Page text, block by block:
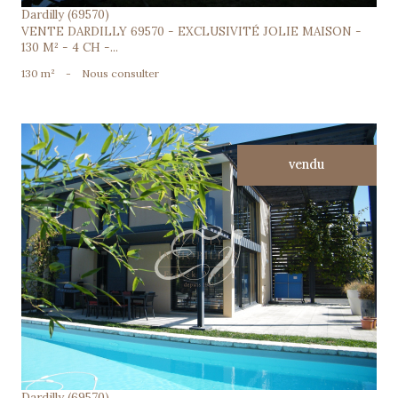
Dardilly (69570)
VENTE DARDILLY 69570 - EXCLUSIVITÉ JOLIE MAISON -
130 M² - 4 CH -...
130 m² - Nous consulter
vendu
voir le bien